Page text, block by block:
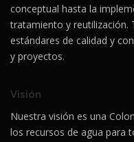
conceptual hasta la
tratamiento y reutilización.
estándares de calidad y
y proyectos.
Visión
Nuestra visión es una
los recursos de agua para